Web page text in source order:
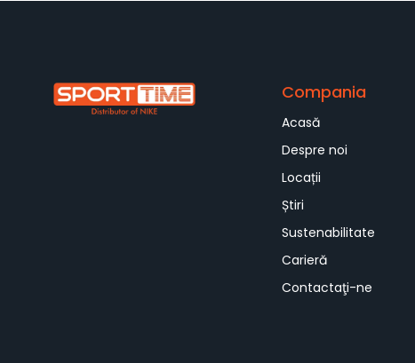
Compania
Acasă
Despre noi
Locații
Știri
Sustenabilitate
Carieră
Contactaţi-ne